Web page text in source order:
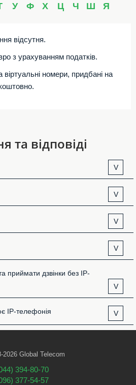
У Ф Х Ц Ч Ш Я
відсутня.
з урахуванням податків.
віртуальні номери, придбані на
та відповіді
V
V
V
V
приймати дзвінки без IP-
V
IP-телефонія V
2026 Global Telecom
394-80-70
377-54-57